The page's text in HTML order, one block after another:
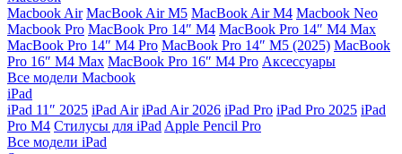
Macbook Air MacBook Air M5 MacBook Air М4 Macbook Neo
Macbook Pro MacBook Pro 14″ M4 MacBook Pro 14″ M4 Max
MacBook Pro 14″ M4 Pro MacBook Pro 14″ M5 (2025) MacBook
Pro 16″ M4 Max MacBook Pro 16″ M4 Pro Аксессуары
Все модели Macbook
iPad
iPad 11″ 2025 iPad Air iPad Air 2026 iPad Pro iPad Pro 2025 iPad
Pro M4 Стилусы для iPad Apple Pencil Pro
Все модели iPad